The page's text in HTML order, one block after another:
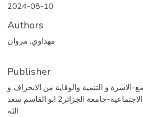
2024-08-10
Authors
مهداوي, مروان
Publisher
الاسرة و التنمية والوقاية من الانحراف و
الاجرام-كلية العلوم الاجتماعية-جامعة الجزائر2 ابو القاسم سعد
الله